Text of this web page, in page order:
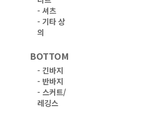
- 셔츠
- 기타 상
의
BOTTOM
- 긴바지
- 반바지
- 스커트/
레깅스